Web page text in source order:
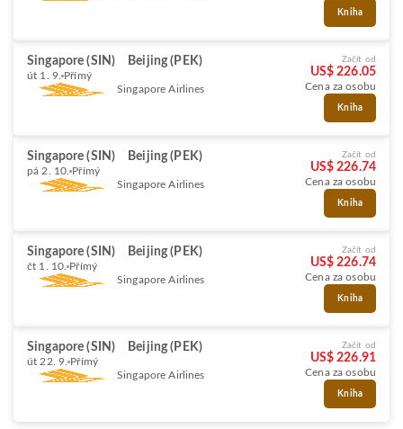
Kniha
Singapore (SIN) Beijing (PEK)
út 1. 9. Přímý
Singapore Airlines
Začít od
US$ 226.05
Cena za osobu
Kniha
Singapore (SIN) Beijing (PEK)
pá 2. 10. Přímý
Singapore Airlines
Začít od
US$ 226.74
Cena za osobu
Kniha
Singapore (SIN) Beijing (PEK)
čt 1. 10. Přímý
Singapore Airlines
Začít od
US$ 226.74
Cena za osobu
Kniha
Singapore (SIN) Beijing (PEK)
út 22. 9. Přímý
Singapore Airlines
Začít od
US$ 226.91
Cena za osobu
Kniha